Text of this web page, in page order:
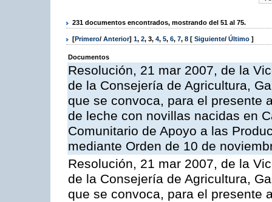
231 documentos encontrados, mostrando del 51 al 75.
[Primero/ Anterior] 1, 2, 3, 4, 5, 6, 7, 8 [ Siguiente/ Último ]
Documentos
Resolución, 21 mar 2007, de la
de la Consejería de Agricultura,
que se convoca, para el presente
de leche con novillas nacidas en
Comunitario de Apoyo a las
mediante Orden de 10 de
Resolución, 21 mar 2007, de la
de la Consejería de Agricultura,
que se convoca, para el presente